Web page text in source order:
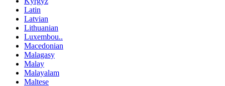
Latin
Latvian
Lithuanian
Luxembou..
Macedonian
Malagasy
Malay
Malayalam
Maltese